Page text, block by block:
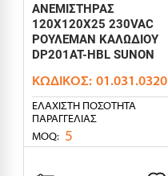
ΑΝΕΜΙΣΤΗΡΑΣ
120X120X25 230VAC
ΡΟΥΛΕΜΑΝ ΚΑΛΩΔΙΟΥ
DP201AT-HBL SUNON
ΚΩΔΙΚΌΣ: 01.031.0320
ΕΛΆΧΙΣΤΗ ΠΟΣΌΤΗΤΑ
ΠΑΡΑΓΓΕΛΊΑΣ
MOQ: 5